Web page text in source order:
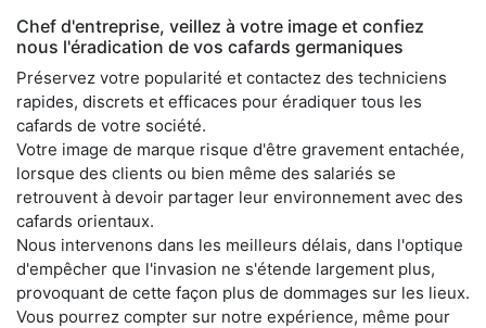
Chef d'entreprise, veillez à votre image et confiez
nous l'éradication de vos cafards germaniques
Préservez votre popularité et contactez des techniciens
rapides, discrets et efficaces pour éradiquer tous les
cafards de votre société.
Votre image de marque risque d'être gravement entachée,
lorsque des clients ou bien même des salariés se
retrouvent à devoir partager leur environnement avec des
cafards orientaux.
Nous intervenons dans les meilleurs délais, dans l'optique
d'empêcher que l'invasion ne s'étende largement plus,
provoquant de cette façon plus de dommages sur les lieux.
Vous pourrez compter sur notre expérience, même pour